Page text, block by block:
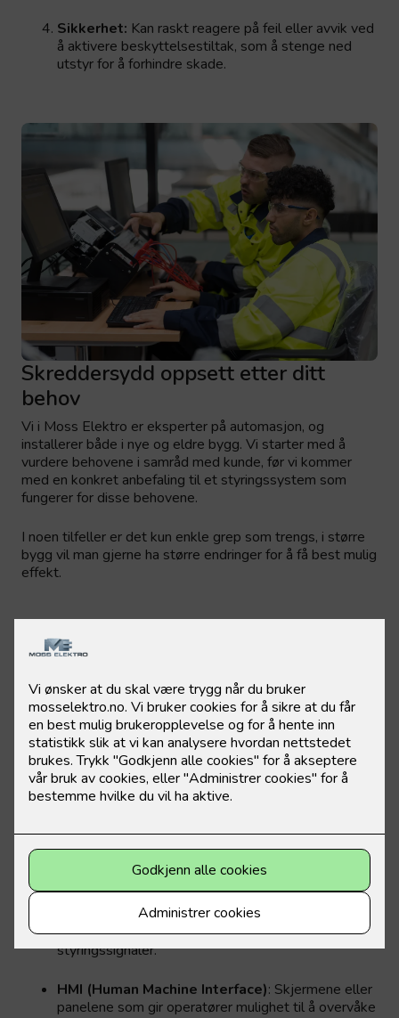
Sikkerhet: Kan raskt reagere på feil eller avvik ved
å aktivere beskyttelsestiltak, som å stenge ned
utstyr for å forhindre skade.
Skreddersydd oppsett etter ditt
behov
Vi i Moss Elektro er eksperter på automasjon, og
installerer både i nye og eldre bygg. Vi starter med å
vurdere behovene i samråd med kunde, før vi kommer
med en konkret anbefaling til et styringssystem som
fungerer for disse behovene.
I noen tilfeller er det kun enkle grep som trengs, i større
bygg vil man gjerne ha større endringer for å få best mulig
effekt.
Det starter med befaringen
installeres. Blant annet vil vi kunneintegrere:
Sensorer: Registrerer informasjon som temperatur,
trykk, fuktighet eller bevegelse og sender denne
informasjonen til styringsenheten.
Programmerbare logiske styringer (PLS)
utføre bestemte oppgaver basert på signalene fra
Aktuatorer:Enheter som utfører handlinger, som å
åpne ventiler, slå på motorer, eller justere
hastigheten på en pumpe basert på
styringssignaler.
HMI (Human Machine Interface): Skjermene eller
panelene som gir operatører mulighet til å overvåke